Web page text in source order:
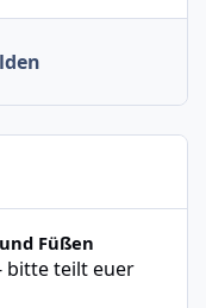
Füßen
bitte teilt euer